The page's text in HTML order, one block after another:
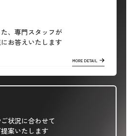
、専門スタッフが
お答えいたします
MORE DETAIL
状況に合わせて
案いたします